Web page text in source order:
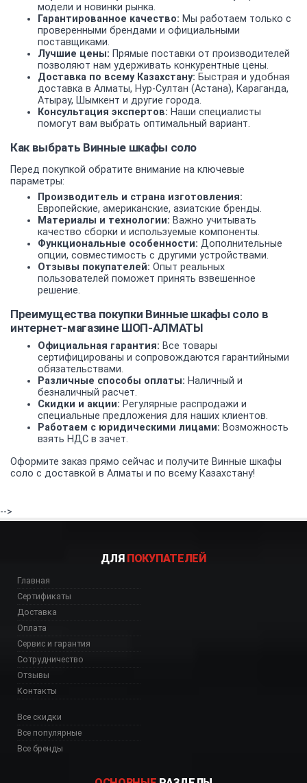
модели и новинки рынка.
Гарантированное качество: Мы работаем только с
проверенными брендами и официальными
поставщиками.
Лучшие цены: Прямые поставки от производителей
позволяют нам удерживать конкурентные цены.
Доставка по всему Казахстану: Быстрая и удобная
доставка в Алматы, Нур-Султан (Астана), Караганда,
Атырау, Шымкент и другие города.
Консультация экспертов: Наши специалисты
помогут вам выбрать оптимальный вариант.
Как выбрать Винные шкафы соло
Перед покупкой обратите внимание на ключевые
параметры:
Производитель и страна изготовления:
Европейские, американские, азиатские бренды.
Материалы и технологии: Важно учитывать
качество сборки и используемые компоненты.
Функциональные особенности: Дополнительные
опции, совместимость с другими устройствами.
Отзывы покупателей: Опыт реальных
пользователей поможет принять взвешенное
решение.
Преимущества покупки Винные шкафы соло в
интернет-магазине ШОП-АЛМАТЫ
Официальная гарантия: Все товары
сертифицированы и сопровождаются гарантийными
обязательствами.
Различные способы оплаты: Наличный и
безналичный расчет.
Скидки и акции: Регулярные распродажи и
специальные предложения для наших клиентов.
Работаем с юридическими лицами: Возможность
взять НДС в зачет.
Оформите заказ прямо сейчас и получите Винные шкафы
соло с доставкой в Алматы и по всему Казахстану!
-->
ДЛЯ ПОКУПАТЕЛЕЙ
Главная
Сертификаты
Доставка
Оплата
Сервис и гарантия
Сотрудничество
Отзывы
Контакты
Все скидки
Все популярные
Все бренды